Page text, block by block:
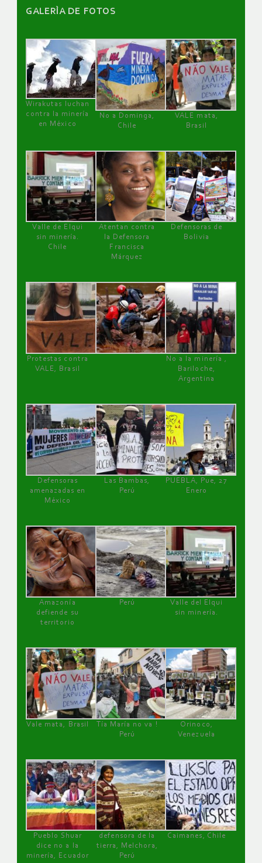
GALERÌA DE FOTOS
Wirakutas luchan
contra la minería
en México
No a Dominga,
Chile
VALE mata,
Brasil
Valle de Elqui
sin minería.
Chile
Atentan contra
la Defensora
Francisca
Márquez
Defensoras de
Bolivia
Protestas contra
VALE, Brasil
No a la minería ,
Bariloche,
Argentina
Defensoras
amenazadas en
México
Las Bambas,
Perú
PUEBLA, Pue, 27
Enero
Amazonía
defiende su
territorio
Perú
Valle del Elqui
sin minería.
Vale mata, Brasil
Tía María no va !
Perú
Orinoco,
Venezuela
Pueblo Shuar
dice no a la
minería, Ecuador
defensora de la
tierra, Melchora,
Perú
Caimanes, Chile